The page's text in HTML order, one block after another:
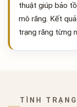
thuật giúp bảo
mô răng. Kết
trạng răng từng
TÌNH